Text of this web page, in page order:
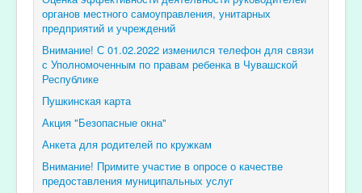
органов местного самоуправления, унитарных
предприятий и учреждений
Внимание! С 01.02.2022 изменился телефон для связи
с Уполномоченным по правам ребенка в Чувашской
Республике
Пушкинская карта
Акция "Безопасные окна"
Анкета для родителей по кружкам
Внимание! Примите участие в опросе о качестве
предоставления муниципальных услуг